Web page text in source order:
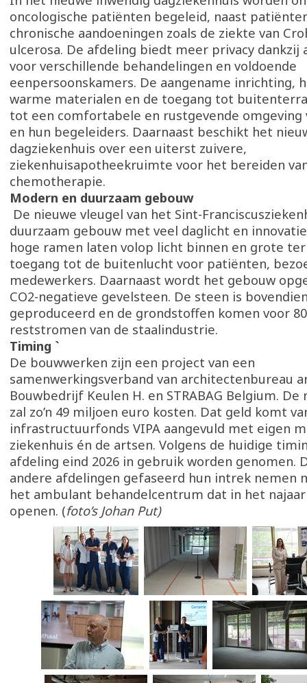
oncologische patiënten begeleid, naast
chronische aandoeningen zoals de ziekte van
ulcerosa. De afdeling biedt meer privacy
voor verschillende behandelingen en voldoende
eenpersoonskamers. De aangename inrichting,
warme materialen en de toegang tot
tot een comfortabele en rustgevende
en hun begeleiders. Daarnaast beschikt het
dagziekenhuis over een uiterst zuivere,
ziekenhuisapotheekruimte voor het bereiden
chemotherapie.
Modern en duurzaam gebouw
De nieuwe vleugel van het Sint-
duurzaam gebouw met veel daglicht en
hoge ramen laten volop licht binnen en grote
toegang tot de buitenlucht voor patiënten,
medewerkers. Daarnaast wordt het gebouw
CO2-negatieve gevelsteen. De steen is
geproduceerd en de grondstoffen komen voor
reststromen van de staalindustrie.
Timing `
De bouwwerken zijn een project van een
samenwerkingsverband van architectenbureau
Bouwbedrijf Keulen H. en STRABAG Belgium. De
zal zo’n 49 miljoen euro kosten. Dat geld komt
infrastructuurfonds VIPA aangevuld met eigen
ziekenhuis én de artsen. Volgens de huidige
afdeling eind 2026 in gebruik worden genomen.
andere afdelingen gefaseerd hun intrek nemen
het ambulant behandelcentrum dat in het najaar
openen. (foto’s Johan Put)